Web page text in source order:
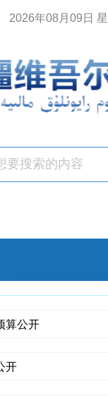
2026年08月09日
算公开
开